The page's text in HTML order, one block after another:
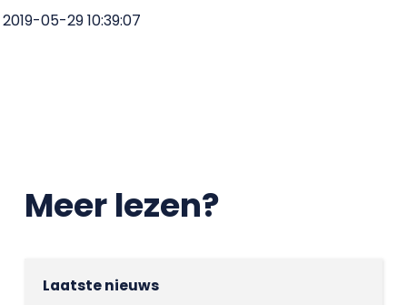
2019-05-29 10:39:07
Meer lezen?
Laatste nieuws